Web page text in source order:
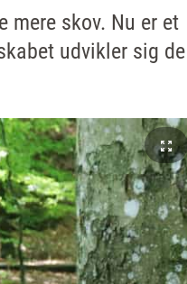
mere skov. Nu er et
udvikler sig de